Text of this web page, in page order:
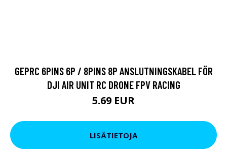
GEPRC 6PINS 6P / 8PINS 8P ANSLUTNINGSKABEL FÖR
DJI AIR UNIT RC DRONE FPV RACING
5.69 EUR
LISÄTIETOJA